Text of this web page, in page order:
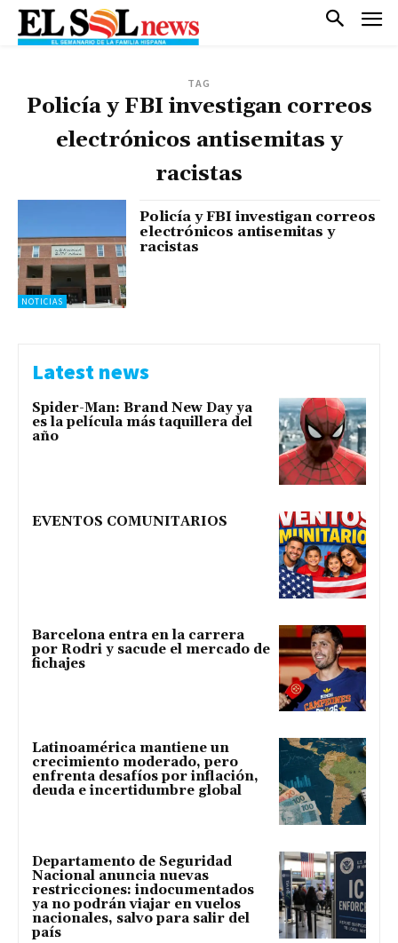
TAG
Policía y FBI investigan correos
electrónicos antisemitas y
racistas
NOTICIAS
Policía y FBI investigan correos
electrónicos antisemitas y
racistas
Latest news
Spider-Man: Brand New Day ya
es la película más taquillera del
año
EVENTOS COMUNITARIOS
Barcelona entra en la carrera
por Rodri y sacude el mercado de
fichajes
Latinoamérica mantiene un
crecimiento moderado, pero
enfrenta desafíos por inflación,
deuda e incertidumbre global
Departamento de Seguridad
Nacional anuncia nuevas
restricciones: indocumentados
ya no podrán viajar en vuelos
nacionales, salvo para salir del
país